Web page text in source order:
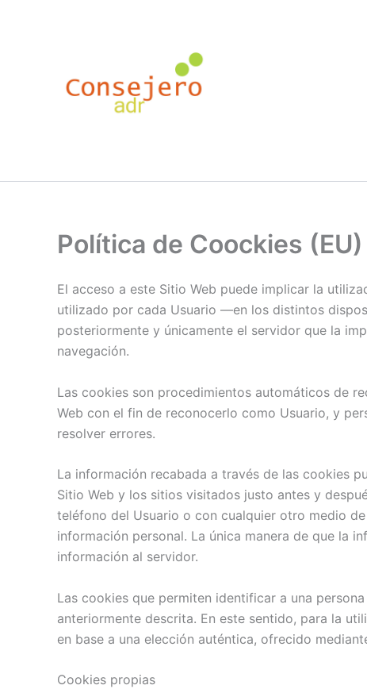
Política de Coockies (EU)
El acceso a este Sitio Web puede implicar la
utilizado por cada Usuario —en los distintos
posteriormente y únicamente el servidor que la
navegación.
Las cookies son procedimientos automáticos de
Web con el fin de reconocerlo como Usuario, y
resolver errores.
La información recabada a través de las cookies
Sitio Web y los sitios visitados justo antes y
teléfono del Usuario o con cualquier otro medio
información personal. La única manera de que la
información al servidor.
Las cookies que permiten identificar a una
anteriormente descrita. En este sentido, para la
en base a una elección auténtica, ofrecido
Cookies propias